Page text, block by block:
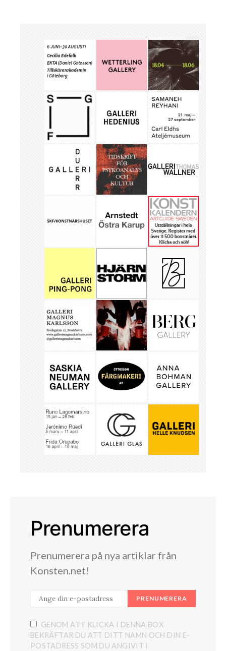
Prenumerera
Prenumerera på nya artiklar från
Konsten.net!
PRENUMERERA
GENOM ATT KLICKA I DENNA BOX
BEKRÄFTAR DU ATT DITT NAMN OCH DIN E-
POSTADRESS SOM DU ANGIVIT I